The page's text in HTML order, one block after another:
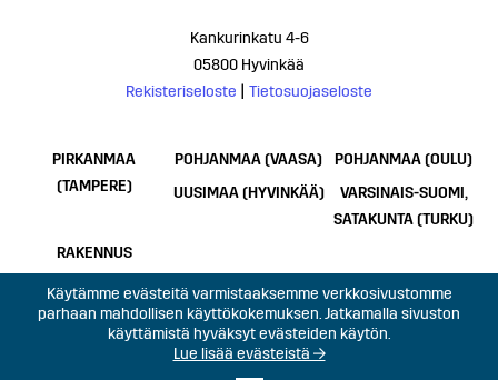
Kankurinkatu 4-6
05800 Hyvinkää
Rekisteriseloste
Tietosuojaseloste
PIRKANMAA
(TAMPERE)
POHJANMAA (VAASA)
POHJANMAA (OULU)
UUSIMAA (HYVINKÄÄ)
VARSINAIS-SUOMI,
SATAKUNTA (TURKU)
RAKENNUS
Käytämme evästeitä varmistaaksemme verkkosivustomme
parhaan mahdollisen käyttökokemuksen. Jatkamalla sivuston
käyttämistä hyväksyt evästeiden käytön.
Lue lisää evästeistä →